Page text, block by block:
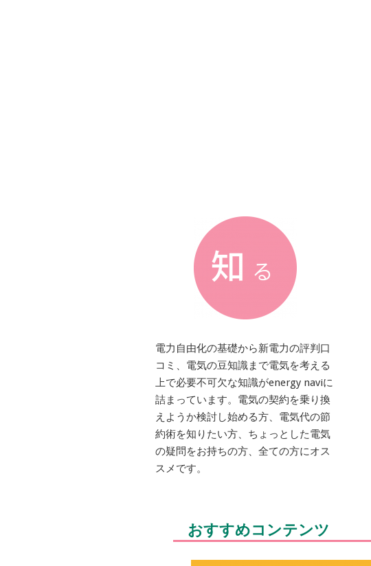
電力自由化の基礎から新電力の評判口
コミ、電気の豆知識まで電気を考える
上で必要不可欠な知識がenergy naviに
詰まっています。電気の契約を乗り換
えようか検討し始める方、電気代の節
約術を知りたい方、ちょっとした電気
の疑問をお持ちの方、全ての方にオス
スメです。
おすすめコンテンツ